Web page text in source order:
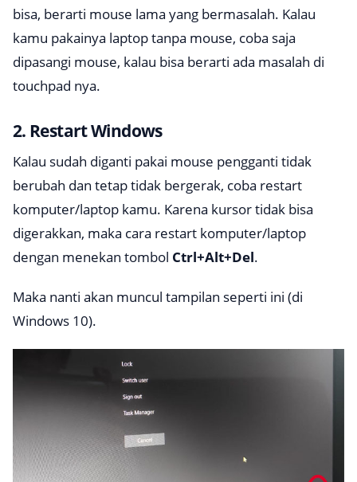
bisa, berarti mouse lama yang bermasalah. Kalau
kamu pakainya laptop tanpa mouse, coba saja
dipasangi mouse, kalau bisa berarti ada masalah di
touchpad nya.
2. Restart Windows
Kalau sudah diganti pakai mouse pengganti tidak
berubah dan tetap tidak bergerak, coba restart
komputer/laptop kamu. Karena kursor tidak bisa
digerakkan, maka cara restart komputer/laptop
dengan menekan tombol Ctrl+Alt+Del.
Maka nanti akan muncul tampilan seperti ini (di
Windows 10).